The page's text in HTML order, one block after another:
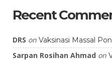
Recent
DRS on Vaksinasi Massal
Sarpan Rosihan Ahmad on